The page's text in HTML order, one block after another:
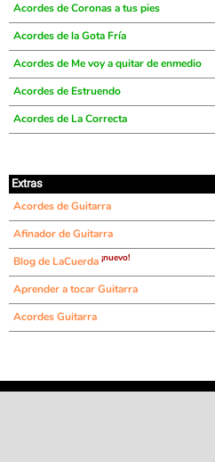
Acordes de Coronas a tus pies
Acordes de la Gota Fría
Acordes de Me voy a quitar de enmedio
Acordes de Estruendo
Acordes de La Correcta
Extras
Acordes de Guitarra
Afinador de Guitarra
Blog de LaCuerda ¡nuevo!
Aprender a tocar Guitarra
Acordes Guitarra